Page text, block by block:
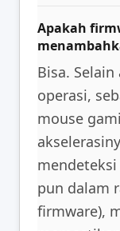
Apakah
Bisa.
operasi,
mouse
pun dalam
firmware),